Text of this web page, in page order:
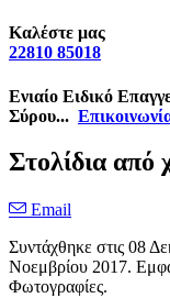
Καλέστε μας
22810 85018
Ενιαίο Ειδικό
Σύρου...
Στολίδια από
Email
Συντάχθηκε στις 08
Νοεμβρίου 2017.
Φωτογραφίες.